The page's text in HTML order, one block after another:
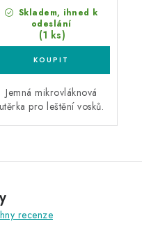
Skladem, ihned k
odeslání
(1 ks)
Jemná mikrovláknová
utěrka pro leštění vosků.
recenze